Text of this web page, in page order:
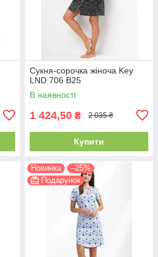
Сукня-сорочка жіноча Key
LND 706 B25
В наявності
1 424,50 ₴ 2 035 ₴
Купити
Новинка
–25%
Подарунок